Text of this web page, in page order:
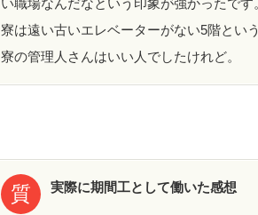
い職場なんだなという印象が強かったです
寮は遠い古いエレベーターがない5階とい
寮の管理人さんはいい人でしたけれど。
質 実際に期間工として働いた感想